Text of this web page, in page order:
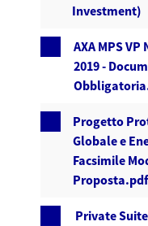
Investment)
AXA MPS
2019 -
Progetto
Globale e
Facsimile
Proposta.pdf
Private